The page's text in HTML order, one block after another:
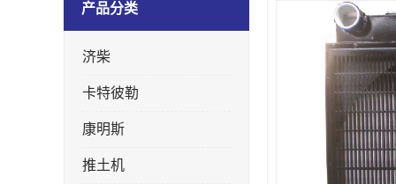
产品分类
济柴
卡特彼勒
康明斯
推土机